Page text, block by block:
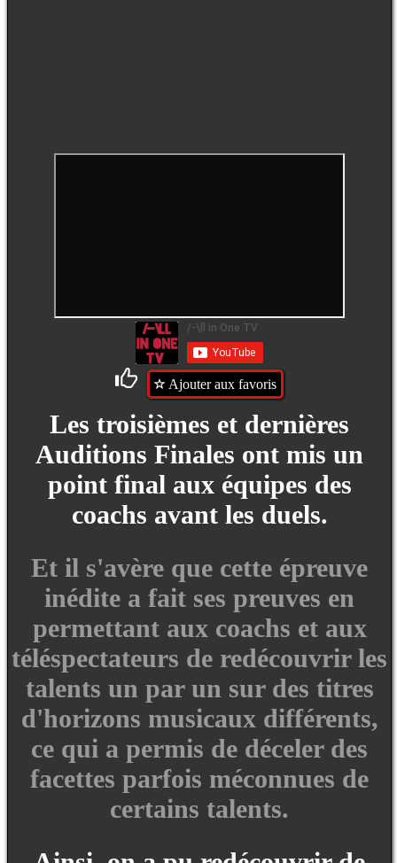
Ajouter aux favoris
Les troisièmes et dernières
Auditions Finales ont mis un
point final aux équipes des
coachs avant les duels.
Et il s'avère que cette épreuve
inédite a fait ses preuves en
permettant aux coachs et aux
téléspectateurs de redécouvrir les
talents un par un sur des titres
d'horizons musicaux différents,
ce qui a permis de déceler des
facettes parfois méconnues de
certains talents.